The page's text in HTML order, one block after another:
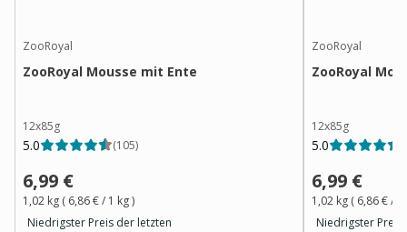
ZooRoyal
ZooRoyal Mousse mit Ente
12x85g
5.0 (105)
6,99 €
1,02 kg ( 6,86 €/ 1 kg)
Niedrigster Preis der letzten
ZooRoyal
ZooRoyal
12x85g
5.0
6,99 €
1,02 kg ( 6,86 €/ 1
Niedrigster Preis